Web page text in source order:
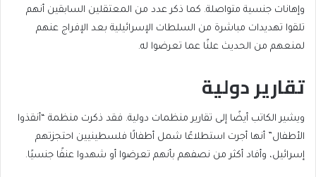
وإهانات جنسية متواصلة. كما ذكر عدد من المعتقلين السابقين أنهم
تلقوا تهديدات مباشرة من السلطات الإسرائيلية بعد الإفراج عنهم
لمنعهم من الحديث علنًا عما تعرضوا له.
تقارير دولية
ويشير الكاتب أيضًا إلى تقارير منظمات دولية. فقد ذكرت منظمة “أنقذوا
الأطفال” أنها أجرت استطلاعًا شمل أطفالًا فلسطينيين احتجزتهم
إسرائيل، وأفاد أكثر من نصفهم بأنهم تعرضوا أو شهدوا عنفًا جنسيًا.